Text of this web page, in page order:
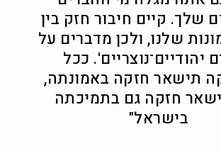
שלך. קיים חיבור חזק בין
שלנו, ולכן מדברים על
יהודיים־נוצריים'. ככל
תישאר חזקה באמונתה,
חזקה גם בתמיכתה
בישראל"